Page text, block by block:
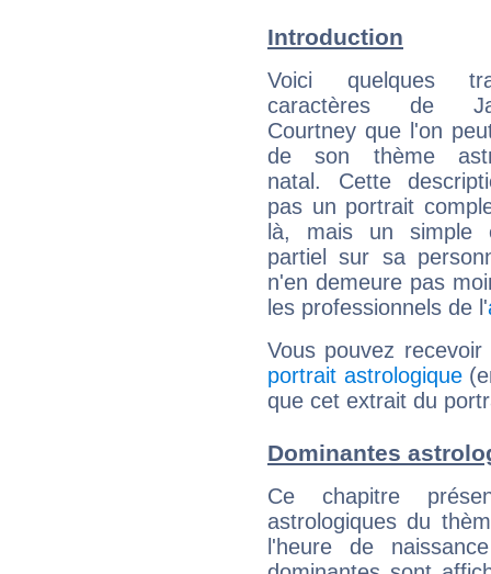
Introduction
Voici quelques
caractères de
Courtney que l'on
de son thème
natal. Cette
pas un portrait
là, mais un simple
partiel sur sa
n'en demeure pas
les professionnels de l'
Vous pouvez
portrait astrologique
que cet extrait du
Dominantes
Ce chapitre
astrologiques du
l'heure de